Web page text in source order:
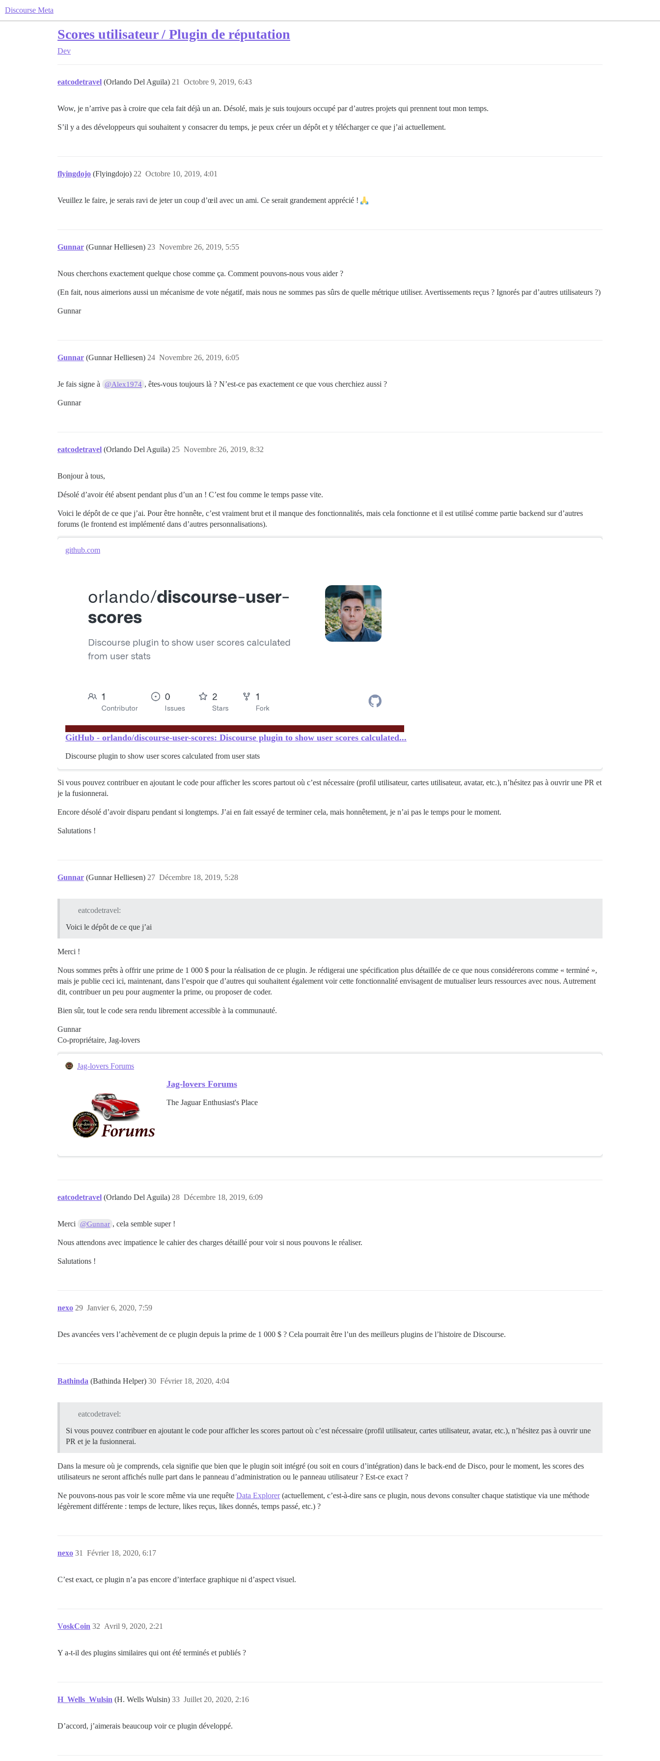
Discourse Meta
Scores utilisateur / Plugin de réputation
Dev
eatcodetravel (Orlando Del Aguila) Octobre 9, 2019, 6:43
21
Wow, je n’arrive pas à croire que cela fait déjà un an. Désolé, mais je suis toujours occupé par d’autres projets qui prennent tout mon temps.
S’il y a des développeurs qui souhaitent y consacrer du temps, je peux créer un dépôt et y télécharger ce que j’ai actuellement.
flyingdojo (Flyingdojo) Octobre 10, 2019, 4:01
22
Veuillez le faire, je serais ravi de jeter un coup d’œil avec un ami. Ce serait grandement apprécié !
Gunnar (Gunnar Helliesen) Novembre 26, 2019, 5:55
23
Nous cherchons exactement quelque chose comme ça. Comment pouvons-nous vous aider ?
(En fait, nous aimerions aussi un mécanisme de vote négatif, mais nous ne sommes pas sûrs de quelle métrique utiliser. Avertissements reçus ? Ignorés par d’autres utilisateurs ?)
Gunnar
Gunnar (Gunnar Helliesen) Novembre 26, 2019, 6:05
24
Je fais signe à @Alex1974 , êtes-vous toujours là ? N’est-ce pas exactement ce que vous cherchiez aussi ?
Gunnar
eatcodetravel (Orlando Del Aguila) Novembre 26, 2019, 8:32
25
Bonjour à tous,
Désolé d’avoir été absent pendant plus d’un an ! C’est fou comme le temps passe vite.
Voici le dépôt de ce que j’ai. Pour être honnête, c’est vraiment brut et il manque des fonctionnalités, mais cela fonctionne et il est utilisé comme partie backend sur d’autres
forums (le frontend est implémenté dans d’autres personnalisations).
github.com
GitHub - orlando/discourse-user-scores: Discourse plugin to show user scores calculated...
Discourse plugin to show user scores calculated from user stats
Si vous pouvez contribuer en ajoutant le code pour afficher les scores partout où c’est nécessaire (profil utilisateur, cartes utilisateur, avatar, etc.), n’hésitez pas à ouvrir une PR et
je la fusionnerai.
Encore désolé d’avoir disparu pendant si longtemps. J’ai en fait essayé de terminer cela, mais honnêtement, je n’ai pas le temps pour le moment.
Salutations !
Gunnar (Gunnar Helliesen) Décembre 18, 2019, 5:28
27
eatcodetravel:
Voici le dépôt de ce que j’ai
Merci !
Nous sommes prêts à offrir une prime de 1 000 $ pour la réalisation de ce plugin. Je rédigerai une spécification plus détaillée de ce que nous considérerons comme « terminé »,
mais je publie ceci ici, maintenant, dans l’espoir que d’autres qui souhaitent également voir cette fonctionnalité envisagent de mutualiser leurs ressources avec nous. Autrement
dit, contribuer un peu pour augmenter la prime, ou proposer de coder.
Bien sûr, tout le code sera rendu librement accessible à la communauté.
Gunnar
Co-propriétaire, Jag-lovers
Jag-lovers Forums
Jag-lovers Forums
The Jaguar Enthusiast's Place
eatcodetravel (Orlando Del Aguila) Décembre 18, 2019, 6:09
28
Merci @Gunnar , cela semble super !
Nous attendons avec impatience le cahier des charges détaillé pour voir si nous pouvons le réaliser.
Salutations !
nexo Janvier 6, 2020, 7:59
29
Des avancées vers l’achèvement de ce plugin depuis la prime de 1 000 $ ? Cela pourrait être l’un des meilleurs plugins de l’histoire de Discourse.
Bathinda (Bathinda Helper) Février 18, 2020, 4:04
30
eatcodetravel:
Si vous pouvez contribuer en ajoutant le code pour afficher les scores partout où c’est nécessaire (profil utilisateur, cartes utilisateur, avatar, etc.), n’hésitez pas à ouvrir une
PR et je la fusionnerai.
Dans la mesure où je comprends, cela signifie que bien que le plugin soit intégré (ou soit en cours d’intégration) dans le back-end de Disco, pour le moment, les scores des
utilisateurs ne seront affichés nulle part dans le panneau d’administration ou le panneau utilisateur ? Est-ce exact ?
Ne pouvons-nous pas voir le score même via une requête Data Explorer(actuellement, c’est-à-dire sans ce plugin, nous devons consulter chaque statistique via une méthode
légèrement différente : temps de lecture, likes reçus, likes donnés, temps passé, etc.) ?
nexo Février 18, 2020, 6:17
31
C’est exact, ce plugin n’a pas encore d’interface graphique ni d’aspect visuel.
VoskCoin Avril 9, 2020, 2:21
32
Y a-t-il des plugins similaires qui ont été terminés et publiés ?
H_Wells_Wulsin (H. Wells Wulsin) Juillet 20, 2020, 2:16
33
D’accord, j’aimerais beaucoup voir ce plugin développé.